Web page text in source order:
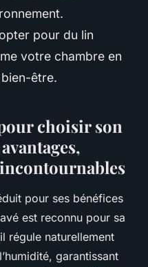
pour du lin
votre chambre en
être.
choisir son
pour ses bénéfices
est reconnu pour sa
régule naturellement
garantissant